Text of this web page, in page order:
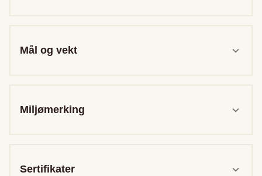
Mål og vekt
Miljømerking
Sertifikater